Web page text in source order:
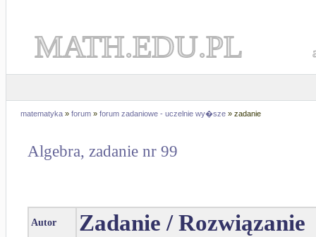
MATH.EDU.PL
matematyka » forum » forum zadaniowe - uczelnie wy�sze » zadanie
Algebra, zadanie nr 99
Autor Zadanie / Rozwiązanie